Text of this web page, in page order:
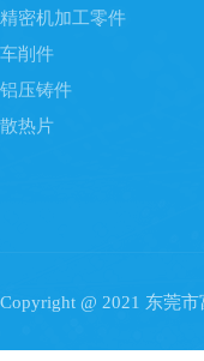
精密机加工零件
车削件
铝压铸件
散热片
Copyright @ 2021 东莞